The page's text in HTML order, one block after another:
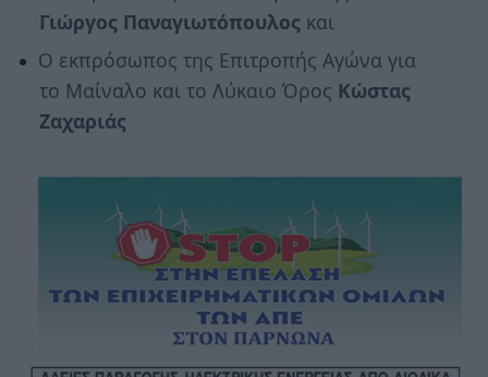
Γιώργος Παναγιωτόπουλος και
Ο εκπρόσωπος της Επιτροπής Αγώνα για
το Μαίναλο και το Λύκαιο Όρος Κώστας
Ζαχαριάς